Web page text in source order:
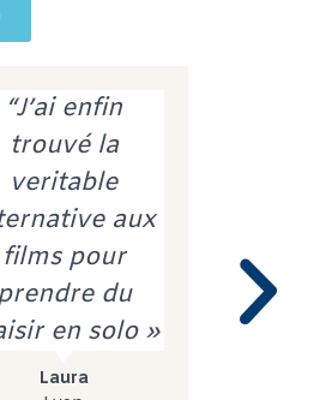
“J’ai enfin
trouvé la
veritable
aux
films pour
du
en solo »
Laura
du
de la
du